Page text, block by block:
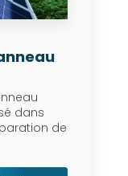
dans
de